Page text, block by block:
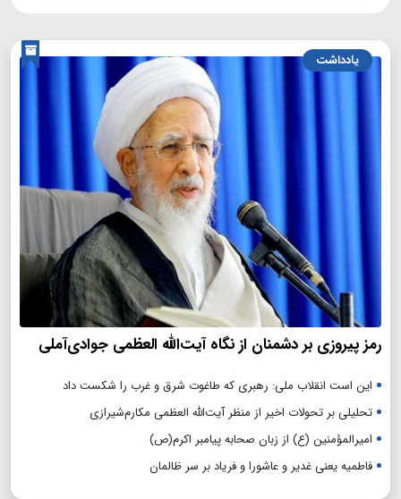
یادداشت
رمز پیروزی بر دشمنان از نگاه آیت‌الله العظمی جوادی‌آملی
این است انقلاب ملی: رهبری که طاغوت شرق و غرب را شکست داد
تحلیلی بر تحولات اخیر از منظر آیت‌الله العظمی مکارم‌شیرازی
امیرالمؤمنین (ع) از زبان صحابه پیامبر اکرم(ص)
فاطمیه یعنی غدیر و عاشورا و فریاد بر سر ظالمان